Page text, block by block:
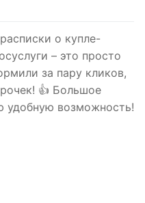
о купле-
– это просто
за пару кликов,
👍 Большое
удобную возможность!